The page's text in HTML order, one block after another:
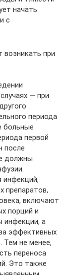
начать
с
возникать при
— при
периода
больные
первой
после
должны
препаратов,
включают
порций и
инфекции, а
эффективных
Тем не менее,
переноса
Это также